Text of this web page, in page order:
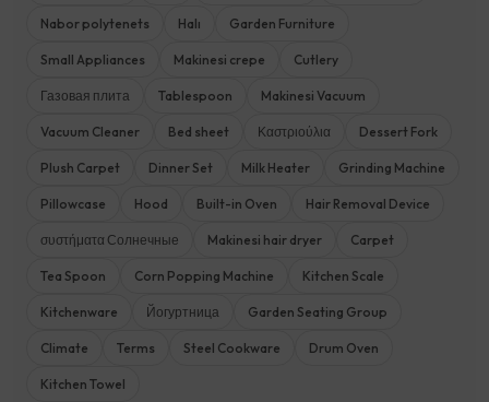
Nabor polytenets Halı Garden Furniture
Small Appliances Makinesi crepe Cutlery
Газовая плита Tablespoon Makinesi Vacuum
Vacuum Cleaner Bed sheet Καστριούλια Dessert Fork
Plush Carpet Dinner Set Milk Heater Grinding Machine
Pillowcase Hood Built-in Oven Hair Removal Device
συστήματα Солнечные Makinesi hair dryer Carpet
Tea Spoon Corn Popping Machine Kitchen Scale
Kitchenware Йогуртница Garden Seating Group
Climate Terms Steel Cookware Drum Oven
Kitchen Towel